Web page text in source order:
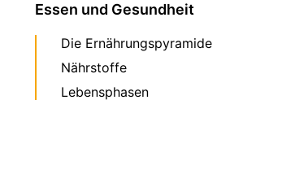
Essen und Gesundheit
Die Ernährungspyramide
Nährstoffe
Lebensphasen